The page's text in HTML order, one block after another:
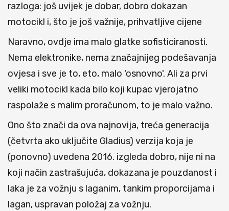
razloga: još uvijek je dobar, dobro dokazan
motocikl i, što je još važnije, prihvatljive cijene
Naravno, ovdje ima malo glatke sofisticiranosti.
Nema elektronike, nema značajnijeg podešavanja
ovjesa i sve je to, eto, malo 'osnovno'. Ali za prvi
veliki motocikl kada bilo koji kupac vjerojatno
raspolaže s malim proračunom, to je malo važno.
Ono što znači da ova najnovija, treća generacija
(četvrta ako uključite Gladius) verzija koja je
(ponovno) uvedena 2016. izgleda dobro, nije ni na
koji način zastrašujuća, dokazana je pouzdanost i
laka je za vožnju s laganim, tankim proporcijama i
lagan, uspravan položaj za vožnju.